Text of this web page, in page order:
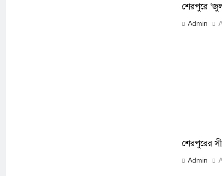
শেরপুরে
Admin
শেরপুরের
Admin